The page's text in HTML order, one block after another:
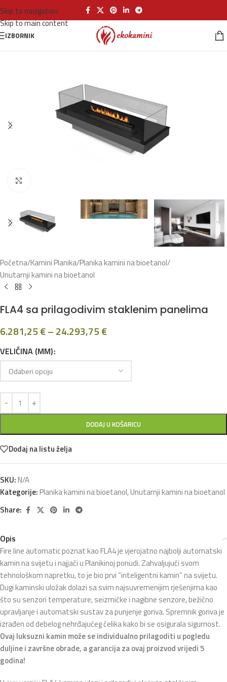
Skip to navigation
Skip to main content
IZBORNIK
Početna/Kamini Planika/Planika kamini na bioetanol/
Unutarnji kamini na bioetanol
FLA4 sa prilagodivim staklenim panelima
6.281,25 €– 24.293,75 €
VELIČINA (MM)
DODAJ U KOŠARICU
Dodaj na listu želja
SKU:N/A
Kategorije:Planika kamini na bioetanol,Unutarnji kamini na bioetanol
Share:
Opis
Fire line automatic poznat kao FLA4 je vjerojatno najbolji automatski
kamin na svijetu i najjači u Planikinoj ponudi. Zahvaljujući svom
tehnološkom napretku, to je bio prvi “inteligentni kamin” na svijetu.
Dugi kaminski uložak dolazi sa svim najsuvremenijim rješenjima kao
što su senzori temperature, seizmičke i nagibne senzore, bežično
upravljanje i automatski sustav za punjenje goriva. Spremnik goriva je
izrađen od debelog nehrđajućeg čelika kako bi se osigurala sigurnost.
Ovaj luksuzni kamin može se individualno prilagoditi u pogledu
duljine i završne obrade, a garancija za ovaj proizvod vrijedi 5
godina!